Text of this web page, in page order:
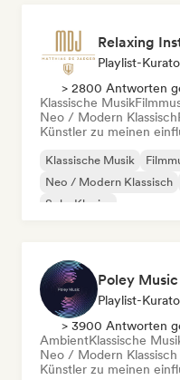
Playlist-
> 2800 Antworten
Klassische Musik
Neo / Modern Klassisch
Künstler zu meinen
Klassische Musik
Neo / Modern Klassisch
Solo-Klavier
Poley Music
Playlist-
> 3900 Antworten
AmbientKlassische
Neo / Modern Klassisch
Künstler zu meinen